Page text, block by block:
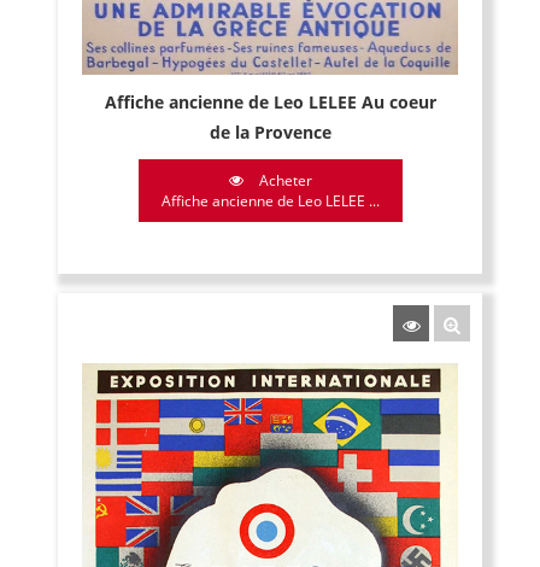
Affiche ancienne de Leo LELEE Au coeur
de la Provence
Acheter
Affiche ancienne de Leo LELEE ...